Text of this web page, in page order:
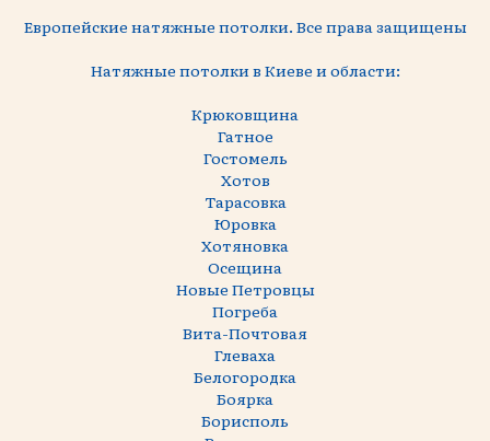
Европейские натяжные потолки. Все права защищены
Натяжные потолки в Киеве и области:
Крюковщина
Гатное
Гостомель
Хотов
Тарасовка
Юровка
Хотяновка
Осещина
Новые Петровцы
Погреба
Вита-Почтовая
Глеваха
Белогородка
Боярка
Борисполь